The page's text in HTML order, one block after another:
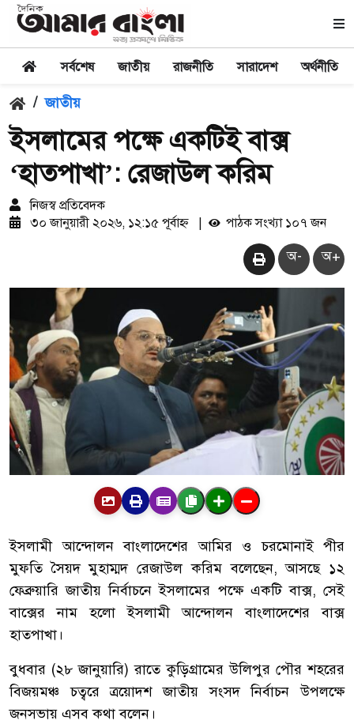
সর্বশেষ জাতীয় রাজনীতি সারাদেশ অর্থনীতি
/ জাতীয়
ইসলামের পক্ষে একটিই বাক্স
‘হাতপাখা’: রেজাউল করিম
নিজস্ব প্রতিবেদক
৩০ জানুয়ারী ২০২৬, ১২:১৫ পূর্বাহ্ন
পাঠক সংখ্যা ১০৭ জন
অ- অ+
ইসলামী আন্দোলন বাংলাদেশের আমির ও চরমোনাই পীর
মুফতি সৈয়দ মুহাম্মদ রেজাউল করিম বলেছেন, আসছে ১২
ফেব্রুয়ারি জাতীয় নির্বাচনে ইসলামের পক্ষে একটি বাক্স, সেই
বাক্সের নাম হলো ইসলামী আন্দোলন বাংলাদেশের বাক্স
হাতপাখা।
বুধবার (২৮ জানুয়ারি) রাতে কুড়িগ্রামের উলিপুর পৌর শহরের
বিজয়মঞ্চ চত্বরে ত্রয়োদশ জাতীয় সংসদ নির্বাচন উপলক্ষে
জনসভায় এসব কথা বলেন।